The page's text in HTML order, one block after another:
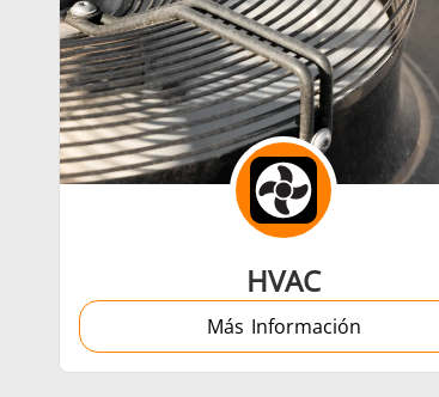
Semiconductor
HVAC
Más Información